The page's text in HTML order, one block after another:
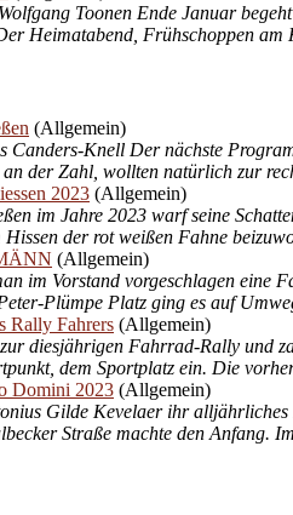
Toonen Ende Januar
Heimatabend, Frühschoppen
(Allgemein)
Canders-Knell Der nächste
der Zahl, wollten natürlich zur
2023 (Allgemein)
im Jahre 2023 warf seine
der rot weißen Fahne
(Allgemein)
im Vorstand vorgeschlagen
Plümpe Platz ging es auf
Rally Fahrers (Allgemein)
diesjährigen Fahrrad-Rally und
dem Sportplatz ein. Die
Domini 2023 (Allgemein)
Gilde Kevelaer ihr
Straße machte den Anfang.